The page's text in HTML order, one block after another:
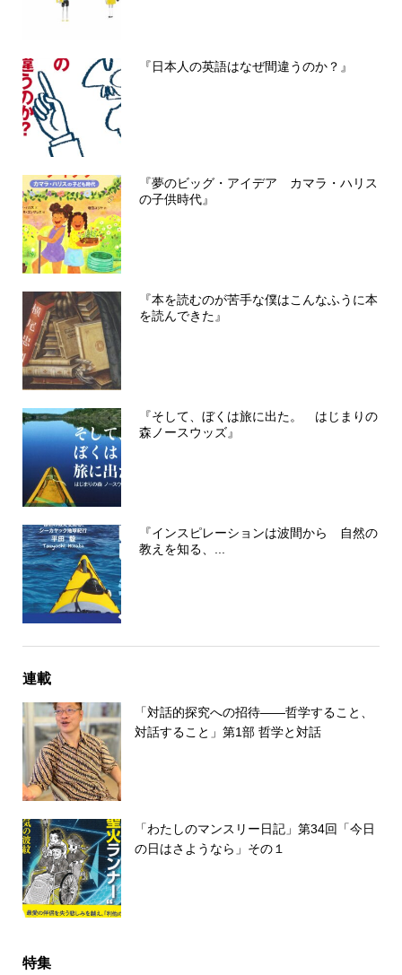
『日本人の英語はなぜ間違うのか？』
『夢のビッグ・アイデア カマラ・ハリス
の子供時代』
『本を読むのが苦手な僕はこんなふうに本
を読んできた』
『そして、ぼくは旅に出た。 はじまりの
森ノースウッズ』
『インスピレーションは波間から 自然の
教えを知る、...
連載
「対話的探究への招待――哲学すること、
対話すること」第1部 哲学と対話
「わたしのマンスリー日記」第34回「今日
の日はさようなら」その１
特集